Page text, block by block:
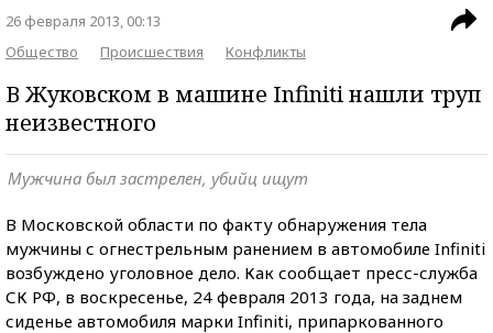
26 февраля 2013, 00:13
Общество
Происшествия Конфликты
В Жуковском в машине Infiniti нашли труп
неизвестного
Мужчина был застрелен, убийц ищут
В Московской области по факту обнаружения тела
мужчины с огнестрельным ранением в автомобиле Infiniti
возбуждено уголовное дело. Как сообщает пресс-служба
СК РФ, в воскресенье, 24 февраля 2013 года, на заднем
сиденье автомобиля марки Infiniti, припаркованного